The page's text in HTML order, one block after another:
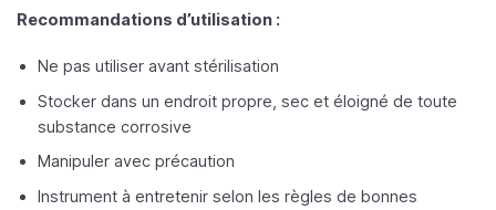
Recommandations d’utilisation :
Ne pas utiliser avant stérilisation
Stocker dans un endroit propre, sec et éloigné de toute
substance corrosive
Manipuler avec précaution
Instrument à entretenir selon les règles de bonnes